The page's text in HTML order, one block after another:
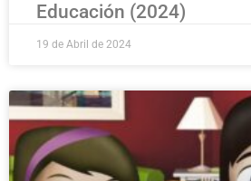
Educación (2024)
19 de Abril de 2024